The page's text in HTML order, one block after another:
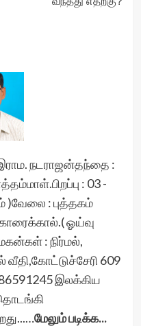
நடராஜன்தந்தை :
: 03 -
)வேலை : புத்தகம்
ஓய்வு
: நிர்மல்,
வீதி,கோட்டுச்சேரி 609
இலக்கிய
மேலும் படிக்க...